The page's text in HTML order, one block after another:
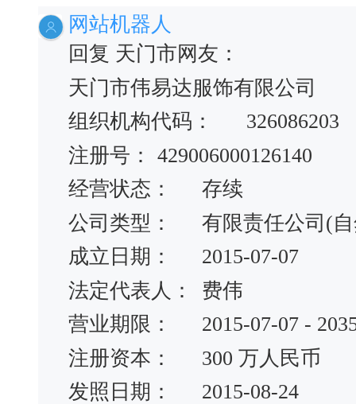
网站机器人
回复 天门市网友：
天门市伟易达服饰有限公司
组织机构代码：
326086203
注册号：
429006000126140
经营状态：
存续
公司类型：
有限责任公司(
成立日期：
2015-07-07
法定代表人：
费伟
营业期限：
2015-07-07 -
注册资本：
300 万人民币
发照日期：
2015-08-24